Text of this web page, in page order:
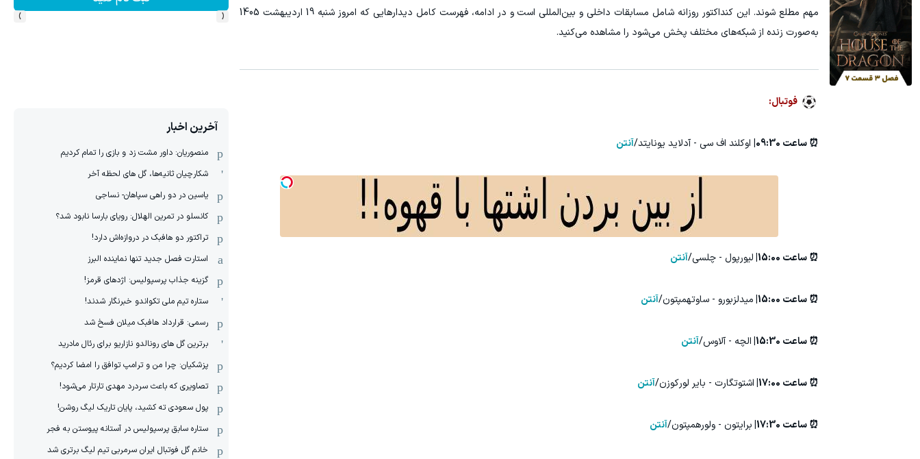
مهم مطلع شوند. این کنداکتور روزانه شامل مسابقات داخلی و بین‌المللی است و در ادامه، فهرست کامل دیدارهایی که امروز شنبه 19 اردیبهشت 1405
به‌صورت زنده از شبکه‌های مختلف پخش می‌شود را مشاهده می‌کنید.
فوتبال:
⏰ ساعت 09:30| اوکلند اف سی - آدلاید یونایتد/آنتن
⏰ ساعت 15:00| لیورپول - چلسی/آنتن
⏰ ساعت 15:00| میدلزبورو - ساوتهمپتون/آنتن
⏰ ساعت 15:30| الچه - آلاوس/آنتن
⏰ ساعت 17:00| اشتوتگارت - بایر لورکوزن/آنتن
⏰ ساعت 17:30| برایتون - ولورهمپتون/آنتن
‹
›
آخرین اخبار
منصوریان: داور مشت زد و بازی را تمام کردیم
شکارچیان ثانیه‌ها، گل های لحظه آخر
یاسین در دو راهی سپاهان- نساجی
کانسلو در تمرین الهلال: رویای بارسا نابود شد؟
تراکتور دو هافبک در دروازه‌اش دارد!
استارت فصل جدید تنها نماینده البرز
گزینه جذاب پرسپولیس: اژدهای قرمز!
ستاره تیم ملی تکواندو خبرنگار شدند!
رسمی: قرارداد هافبک میلان فسخ شد
برترین گل های رونالدو نازاریو برای رئال مادرید
پزشکیان: چرا من و ترامپ توافق را امضا کردیم؟
تصاویری که باعث سردرد مهدی تارتار می‌شود!
پول سعودی ته کشید، پایان تاریک لیگ روشن!
ستاره سابق پرسپولیس در آستانه پیوستن به فجر
خانم گل فوتبال ایران سرمربی تیم لیگ برتری شد